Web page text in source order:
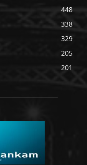
448
338
329
205
201